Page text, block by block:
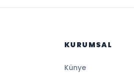
KURUMSAL
Künye